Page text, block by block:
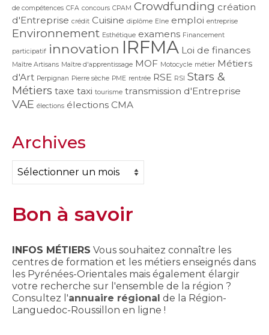
de compétences CFA concours CPAM Crowdfunding création
d'Entreprise crédit Cuisine diplôme Elne emploi entreprise
Environnement Esthétique examens Financement
participatif innovation IRFMA Loi de finances
Maître Artisans Maître d'apprentissage MOF Motocycle métier Métiers
d'Art Perpignan Pierre sèche PME rentrée RSE RSI Stars &
Métiers taxe taxi tourisme transmission d'Entreprise
VAE élections élections CMA
Archives
Archives
Bon à savoir
INFOS MÉTIERS Vous souhaitez connaître les
centres de formation et les métiers enseignés dans
les Pyrénées-Orientales mais également élargir
votre recherche sur l'ensemble de la région ?
Consultez l'annuaire régional de la Région-
Languedoc-Roussillon en ligne !